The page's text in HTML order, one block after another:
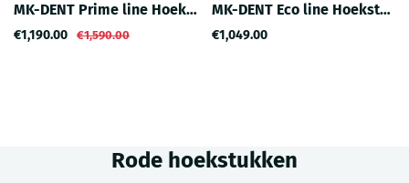
MK-DENT Prime line Hoekstuk 1:5
€1,190.00 €1,590.00
MK-DENT Eco line Hoekstuk 1:5
€1,049.00
Rode hoekstukken